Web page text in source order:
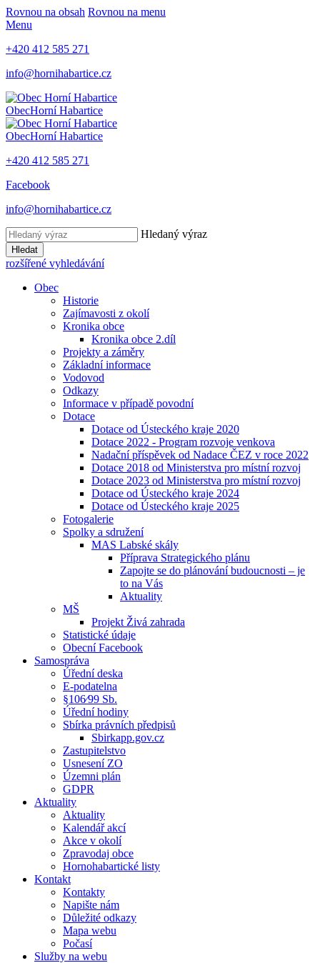
Rovnou na obsah Rovnou na menu
Menu
+420 412 585 271
info@hornihabartice.cz
ObecHorní Habartice
ObecHorní Habartice
+420 412 585 271
Facebook
info@hornihabartice.cz
Hledaný výraz
Hledat
rozšířené vyhledávání
Obec
Historie
Zajímavosti z okolí
Kronika obce
Kronika obce 2.díl
Projekty a záměry
Základní informace
Vodovod
Odkazy
Informace v případě povodní
Dotace
Dotace od Ústeckého kraje 2020
Dotace 2022 - Program rozvoje venkova
Nadační příspěvek od Nadace ČEZ v roce 2022
Dotace 2018 od Ministerstva pro místní rozvoj
Dotace 2023 od Ministerstva pro místní rozvoj
Dotace od Ústeckého kraje 2024
Dotace od Ústeckého kraje 2025
Fotogalerie
Spolky a sdružení
MAS Labské skály
Příprava Strategického plánu
Zapojte se do plánování budoucnosti – je
to na Vás
Aktuality
MŠ
Projekt Živá zahrada
Statistické údaje
Obecní Facebook
Samospráva
Úřední deska
E-podatelna
§106⁄99 Sb.
Úřední hodiny
Sbírka právních předpisů
Sbirkapp.gov.cz
Zastupitelstvo
Usnesení ZO
Územni plán
GDPR
Aktuality
Aktuality
Kalendář akcí
Akce v okolí
Zpravodaj obce
Hornohabartické listy
Kontakt
Kontakty
Napište nám
Důležité odkazy
Mapa webu
Počasí
Služby na webu